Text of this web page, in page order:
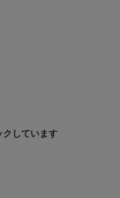
しています